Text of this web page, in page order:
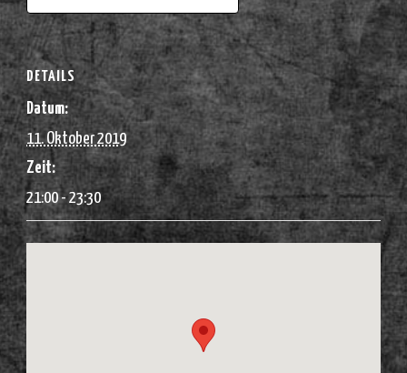
DETAILS
Datum:
11. Oktober 2019
Zeit:
21:00 - 23:30